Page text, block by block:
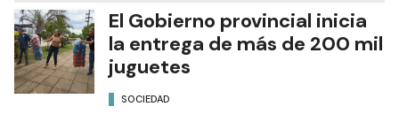
El Gobierno provincial inicia
la entrega de más de 200 mil
juguetes
SOCIEDAD